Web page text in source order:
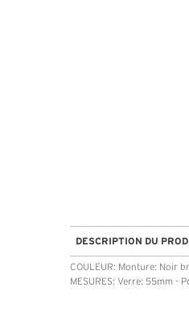
DESCRIPTION DU
COULEUR: Monture: Noir
MESURES: Verre: 55mm -